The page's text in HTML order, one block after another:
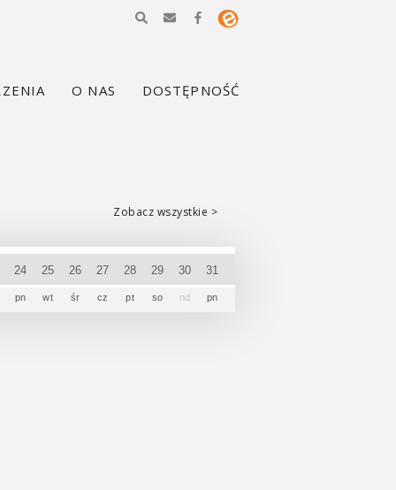
O NAS DOSTĘPNOŚĆ
24
pn
25
wt
26
śr
27
cz
28
pt
29
so
30
nd
31
pn
Zobacz wszystkie >